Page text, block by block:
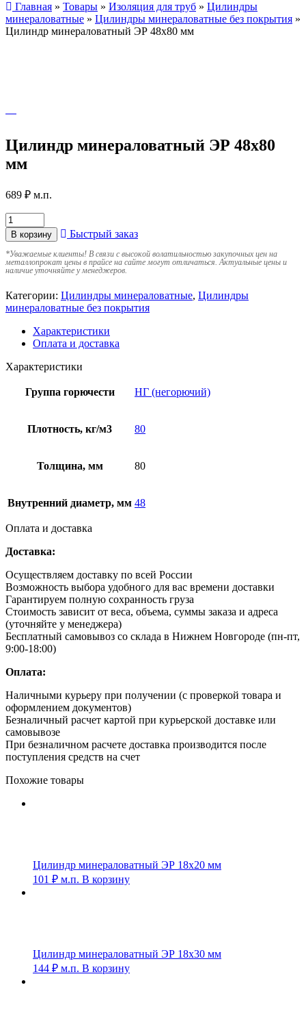
Главная » Товары » Изоляция для труб » Цилиндры
минераловатные » Цилиндры минераловатные без покрытия »
Цилиндр минераловатный ЭР 48х80 мм
Цилиндр минераловатный ЭР 48х80
мм
689 ₽ м.п.
В корзину Быстрый заказ
*Уважаемые клиенты! В связи с высокой волатильностью закупочных цен на
металлопрокат цены в прайсе на сайте могут отличаться. Актуальные цены и
наличие уточняйте у менеджеров.
Категории: Цилиндры минераловатные, Цилиндры
минераловатные без покрытия
Характеристики
Оплата и доставка
Характеристики
Группа горючести НГ (негорючий)
Плотность, кг/м3 80
Толщина, мм 80
Внутренний диаметр, мм 48
Оплата и доставка
Доставка:
Осуществляем доставку по всей России
Возможность выбора удобного для вас времени доставки
Гарантируем полную сохранность груза
Стоимость зависит от веса, объема, суммы заказа и адреса
(уточняйте у менеджера)
Бесплатный самовывоз со склада в Нижнем Новгороде (пн-пт,
9:00-18:00)
Оплата:
Наличными курьеру при получении (с проверкой товара и
оформлением документов)
Безналичный расчет картой при курьерской доставке или
самовывозе
При безналичном расчете доставка производится после
поступления средств на счет
Похожие товары
Цилиндр минераловатный ЭР 18х20 мм
101 ₽ м.п. В корзину
Цилиндр минераловатный ЭР 18х30 мм
144 ₽ м.п. В корзину